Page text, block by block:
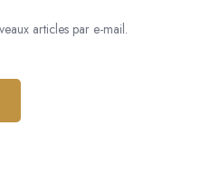
articles par e-mail.